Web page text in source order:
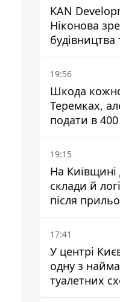
KAN
Ніконова
Теремках
19:56
Шкода
Теремках,
подати в
депутатка
19:15
На Київщині
склади й
після
ДСНС
17:41
У центрі
одну з
туалетних
будинком